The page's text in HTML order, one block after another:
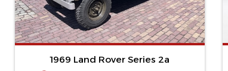
1969 Land Rover Series 2a